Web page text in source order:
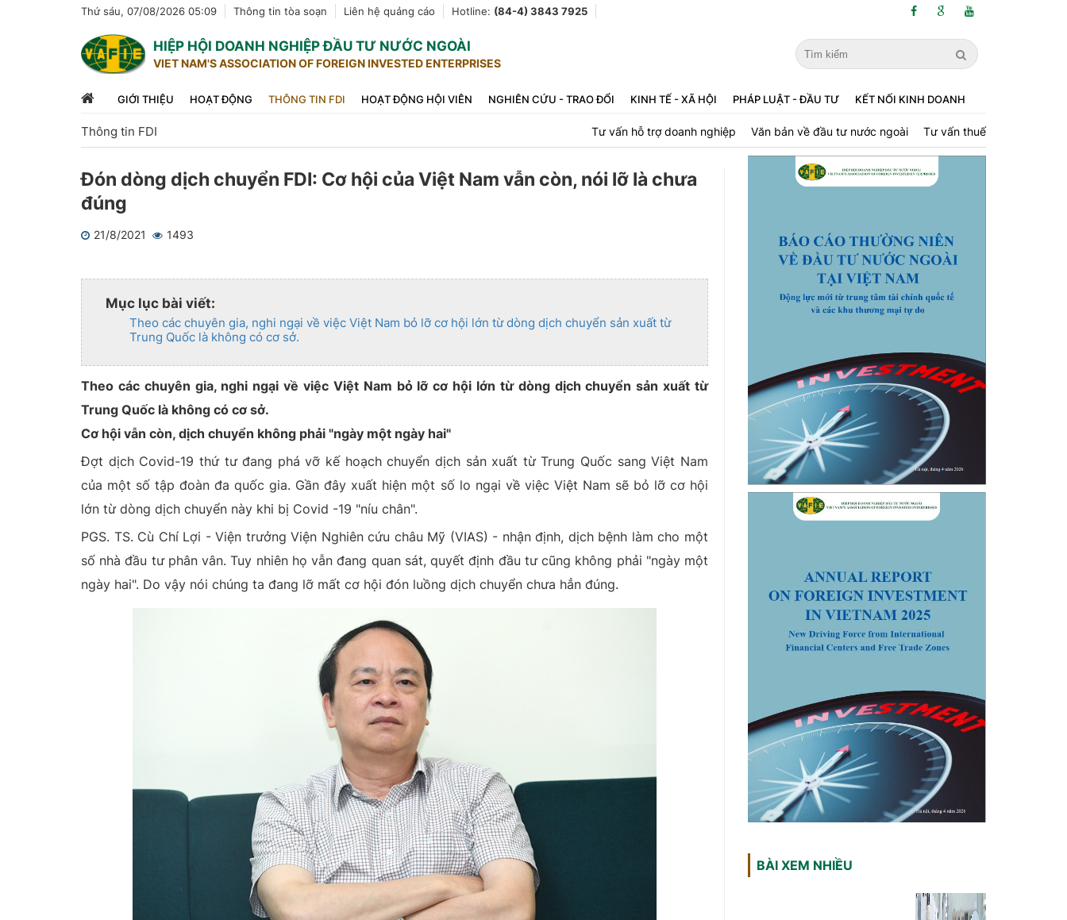
Thứ sáu, 07/08/2026 05:09 Thông tin tòa soạn Liên hệ quảng cáo Hotline: (84-4) 3843 7925
HIỆP HỘI DOANH NGHIỆP ĐẦU TƯ NƯỚC NGOÀI
VIET NAM'S ASSOCIATION OF FOREIGN INVESTED ENTERPRISES
GIỚI THIỆU HOẠT ĐỘNG THÔNG TIN FDI HOẠT ĐỘNG HỘI VIÊN NGHIÊN CỨU - TRAO ĐỔI KINH TẾ - XÃ HỘI PHÁP LUẬT - ĐẦU TƯ KẾT NỐI KINH DOANH
Thông tin FDI Tư vấn hỗ trợ doanh nghiệp Văn bản về đầu tư nước ngoài Tư vấn thuế
Đón dòng dịch chuyển FDI: Cơ hội của Việt Nam vẫn còn, nói lỡ là chưa
đúng
21/8/2021
1493
Mục lục bài viết:
Theo các chuyên gia, nghi ngại về việc Việt Nam bỏ lỡ cơ hội lớn từ dòng dịch chuyển sản xuất từ
Trung Quốc là không có cơ sở.
Theo các chuyên gia, nghi ngại về việc Việt Nam bỏ lỡ cơ hội lớn từ dòng dịch chuyển sản xuất từ
Trung Quốc là không có cơ sở.
Cơ hội vẫn còn, dịch chuyển không phải "ngày một ngày hai"
Đợt dịch Covid-19 thứ tư đang phá vỡ kế hoạch chuyển dịch sản xuất từ Trung Quốc sang Việt Nam
của một số tập đoàn đa quốc gia. Gần đây xuất hiện một số lo ngại về việc Việt Nam sẽ bỏ lỡ cơ hội
lớn từ dòng dịch chuyển này khi bị Covid -19 "níu chân".
PGS. TS. Cù Chí Lợi - Viện trưởng Viện Nghiên cứu châu Mỹ (VIAS) - nhận định, dịch bệnh làm cho một
số nhà đầu tư phân vân. Tuy nhiên họ vẫn đang quan sát, quyết định đầu tư cũng không phải "ngày một
ngày hai". Do vậy nói chúng ta đang lỡ mất cơ hội đón luồng dịch chuyển chưa hẳn đúng.
BÀI XEM NHIỀU